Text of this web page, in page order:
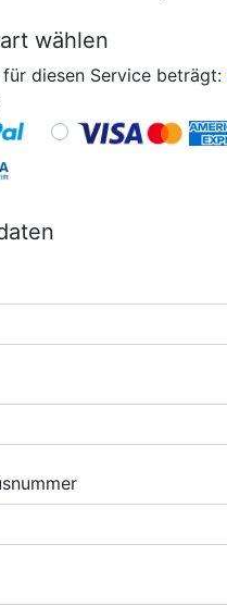
wählen
für diesen Service beträgt: